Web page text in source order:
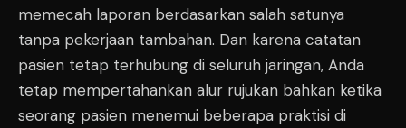
memecah laporan berdasarkan salah satunya
tanpa pekerjaan tambahan. Dan karena catatan
pasien tetap terhubung di seluruh jaringan, Anda
tetap mempertahankan alur rujukan bahkan ketika
seorang pasien menemui beberapa praktisi di